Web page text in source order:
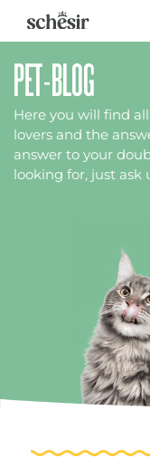
PET-BLOG
Here you will find
lovers and the
answer to your
looking for, just ask